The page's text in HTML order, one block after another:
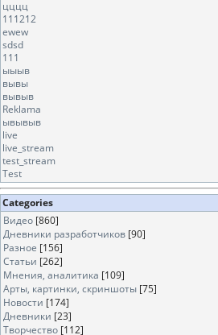
цццц
111212
ewew
sdsd
111
ыыыв
вывы
вывыв
Reklama
ывывыв
live
live_stream
test_stream
Test
Categories
Видео [860]
Дневники разработчиков [90]
Разное [156]
Статьи [262]
Мнения, аналитика [109]
Арты, картинки, скриншоты [75]
Новости [174]
Дневники [23]
Творчество [112]